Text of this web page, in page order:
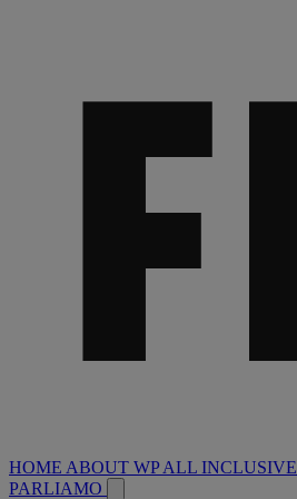
HOME ABOUT WP ALL INCLUSIVE
PARLIAMO